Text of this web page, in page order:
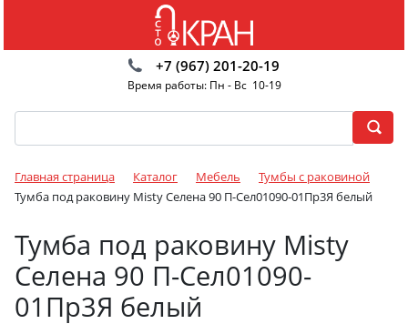
+7 (967) 201-20-19
Время работы: Пн - Вс 10-19
Главная страница Каталог Мебель
Тумбы с раковиной
Тумба под раковину Misty Селена 90 П-Сел01090-01Пр3Я белый
Тумба под раковину Misty
Селена 90 П-Сел01090-
01Пр3Я белый